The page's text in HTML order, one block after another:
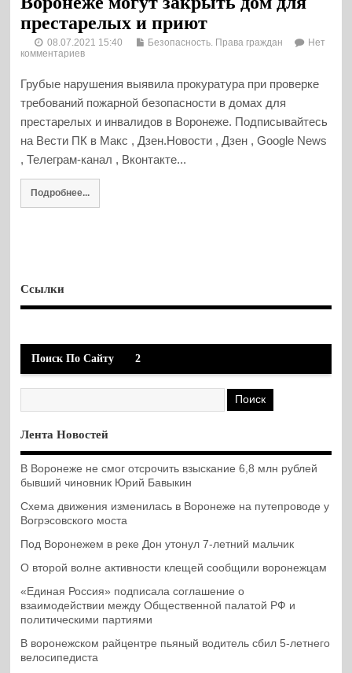
престарелых и приют
08.07.2021 15:40 Безопасность. Права граждан
Нет
комментариев
Грубые нарушения выявила прокуратура при проверке
требований пожарной безопасности в домах для
престарелых и инвалидов в Воронеже. Подписывайтесь
на Вести ПК в Макс , Дзен.Новости , Дзен , Google News
, Телеграм-канал , Вконтакте...
Подробнее...
Ссылки
Поиск По Сайту 2
Лента Новостей
В Воронеже не смог отсрочить взыскание 6,8 млн рублей
бывший чиновник Юрий Бавыкин
Схема движения изменилась в Воронеже на путепроводе у
Вогрэсовского моста
Под Воронежем в реке Дон утонул 7-летний мальчик
О второй волне активности клещей сообщили воронежцам
«Единая Россия» подписала соглашение о
взаимодействии между Общественной палатой РФ и
политическими партиями
В воронежском райцентре пьяный водитель сбил 5-летнего
велосипедиста